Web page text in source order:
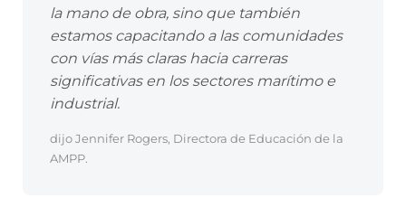
la mano de obra, sino que también
estamos capacitando a las comunidades
con vías más claras hacia carreras
significativas en los sectores marítimo e
industrial.
dijo Jennifer Rogers, Directora de Educación de la
AMPP.